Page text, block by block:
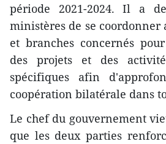
période 2021-2024. Il a
ministères de se coordonner
et branches concernés
des projets et des
spécifiques afin
coopération bilatérale dans
Le chef du gouvernement
que les deux parties